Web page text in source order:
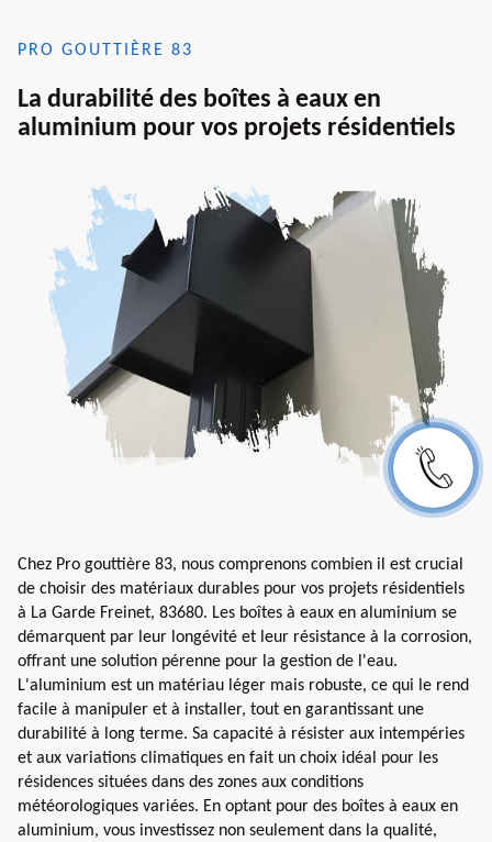
PRO GOUTTIÈRE 83
La durabilité des boîtes à eaux en
aluminium pour vos projets résidentiels
Chez Pro gouttière 83, nous comprenons combien il est crucial
de choisir des matériaux durables pour vos projets résidentiels
à La Garde Freinet, 83680. Les boîtes à eaux en aluminium se
démarquent par leur longévité et leur résistance à la corrosion,
offrant une solution pérenne pour la gestion de l'eau.
L'aluminium est un matériau léger mais robuste, ce qui le rend
facile à manipuler et à installer, tout en garantissant une
durabilité à long terme. Sa capacité à résister aux intempéries
et aux variations climatiques en fait un choix idéal pour les
résidences situées dans des zones aux conditions
météorologiques variées. En optant pour des boîtes à eaux en
aluminium, vous investissez non seulement dans la qualité,